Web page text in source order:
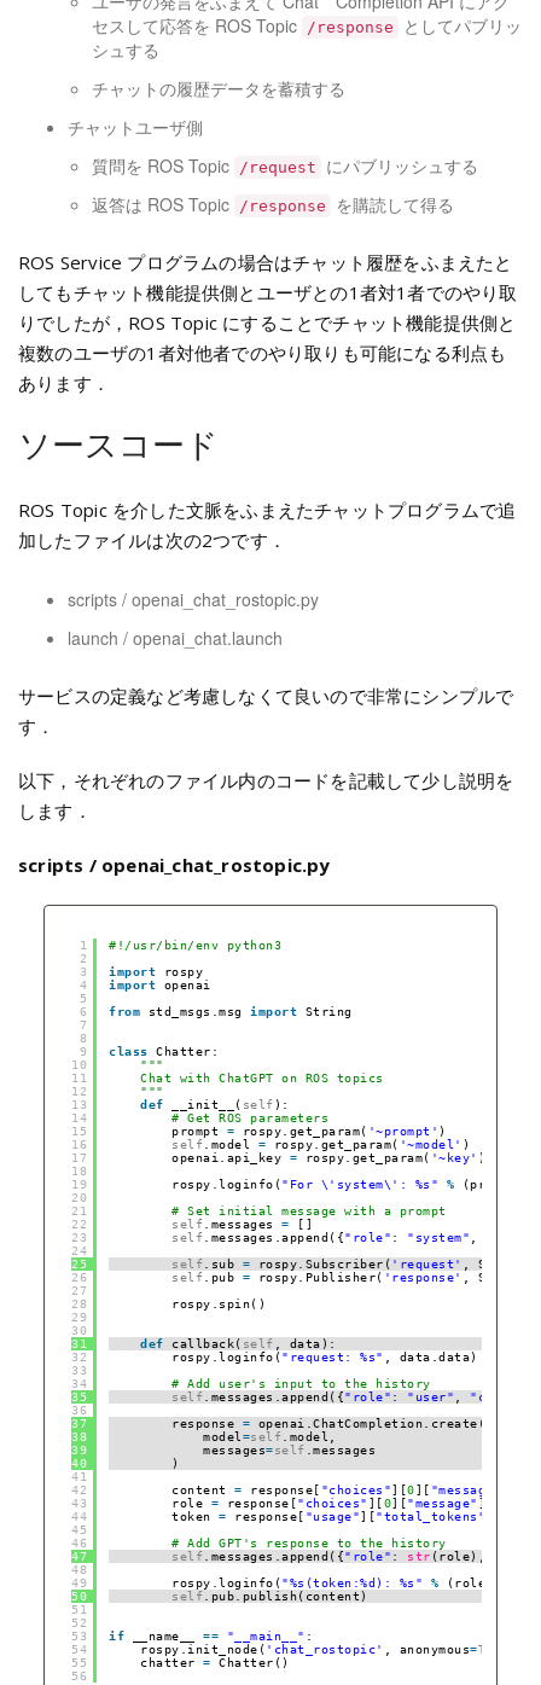
セスして応答を ROS Topic
/response
としてパブリッ
シュする
チャットの履歴データを蓄積する
チャットユーザ側
質問を ROS Topic
/request
にパブリッシュする
返答は ROS Topic
/response を購読して得る
ROS Service プログラムの場合はチャット履歴をふまえたと
してもチャット機能提供側とユーザとの1者対1者でのやり取
りでしたが，ROS Topic にすることでチャット機能提供側と
複数のユーザの1者対他者でのやり取りも可能になる利点も
あります．
ソースコード
ROS Topic を介した文脈をふまえたチャットプログラムで追
加したファイルは次の2つです．
scripts / openai_chat_rostopic.py
launch / openai_chat.launch
サービスの定義など考慮しなくて良いので非常にシンプルで
す．
以下，それぞれのファイル内のコードを記載して少し説明を
します．
scripts / openai_chat_rostopic.py
1
2
3
4
5
6
7
8
9
10
11
12
13
14
15
16
17
18
19
20
21
22
23
24
25
26
27
28
29
30
31
32
33
34
35
36
37
38
39
40
41
42
43
44
45
46
47
48
49
50
51
52
53
54
55
56
#!/usr/bin/env python3
import
rospy
import
openai
from
std_msgs.msg import String
class
Chatter:
"""
Chat with ChatGPT on ROS topics
"""
def
__init__( self ):
# Get ROS parameters
prompt = rospy.get_param( '~prompt' )
self.model = rospy.get_param( '~model' )
openai.api_key = rospy.get_param( '~key' )
rospy.loginfo( "For \'system\': %s" %
(prompt))
# Set initial message with a prompt
self.messages =
self.messages.append({ "role" : "system" ,
self .sub = rospy.Subscriber( 'request' , String,
self.pub = rospy.Publisher( 'response' , String,
rospy.spin()
def callback( self , data):
rospy.loginfo( "request: %s" , data.data)
# Add user's input to the history
self .messages.append({ "role" : "user" , "content"
response =
openai.ChatCompletion.create(
model=self .model,
messages=self .messages
)
content = response[ "choices" ][0 "message"
role = response[ "choices" 0 "message"
token = response[ "usage" "total_tokens"
# Add GPT's response to the history
self .messages.append({ "role" : str (role),
rospy.loginfo( "%s(token:%d): %s" %
(role,
self .pub.publish(content)
if __name__ == "__main__" :
rospy.init_node( 'chat_rostopic' , anonymous=True
chatter = Chatter()